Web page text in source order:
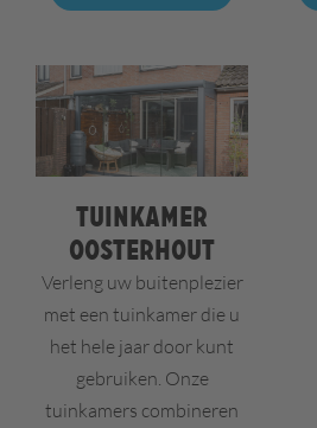
Tuinkamer
Oosterhout
Verleng uw buitenplezier
met een tuinkamer die u
het hele jaar door kunt
gebruiken. Onze
tuinkamers combineren